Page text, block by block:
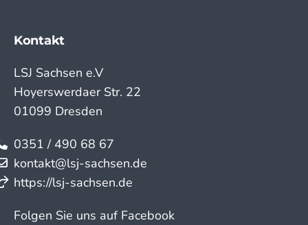
Kontakt
LSJ Sachsen e.V
Hoyerswerdaer Str. 22
01099 Dresden
0351 / 490 68 67
kontakt@lsj-sachsen.de
https://lsj-sachsen.de
Folgen Sie uns auf Facebook